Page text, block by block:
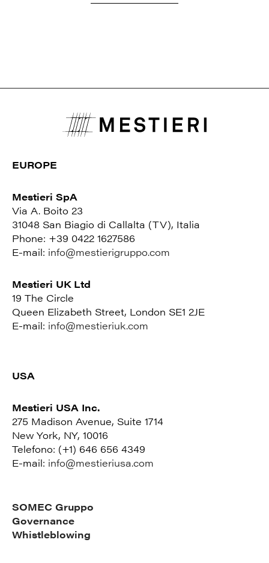
EUROPE
Mestieri SpA
Via A. Boito 23
31048 San Biagio di Callalta (TV), Italia
Phone: +39 0422 1627586
E-mail: info@mestierigruppo.com
Mestieri UK Ltd
19 The Circle
Queen Elizabeth Street, London SE1 2JE
E-mail: info@mestieriuk.com
USA
Mestieri USA Inc.
275 Madison Avenue, Suite 1714
New York, NY, 10016
Telefono: (+1) 646 656 4349
E-mail: info@mestieriusa.com
SOMEC Gruppo
Governance
Whistleblowing